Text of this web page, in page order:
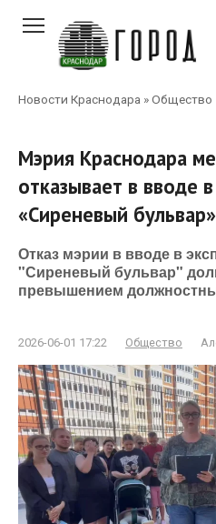
контенту
Новости Краснодара »Общество
Мэрия Краснодара
отказывает в вводе
«Сиреневый бульвар»
Отказ мэрии в вводе в
"Сиреневый бульвар"
превышением
2026-06-01 17:22 Общество